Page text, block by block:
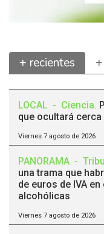
+ recientes
LOCAL - Ciencia.
que ocultará cerca
Viernes 7 agosto de 2026
PANORAMA -
una trama que
de euros de IVA
alcohólicas
Viernes 7 agosto de 2026